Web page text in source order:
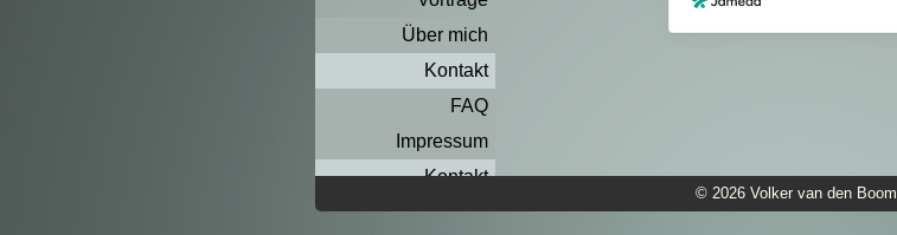
Über mich
Kontakt
FAQ
Impressum
Kontakt
© 2026 Volker van den Boom